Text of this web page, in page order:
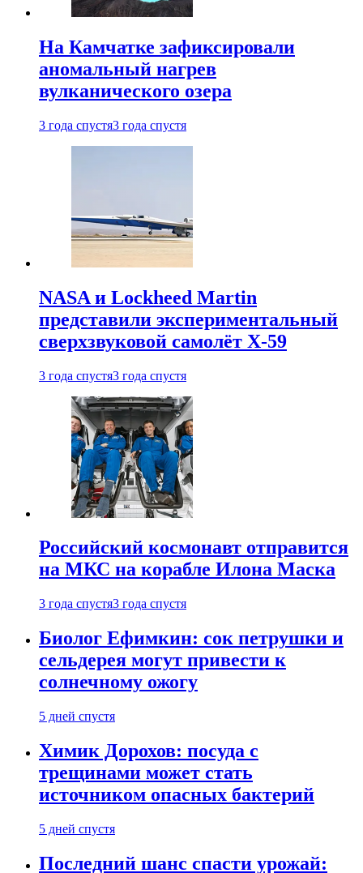
На Камчатке зафиксировали
аномальный нагрев
вулканического озера
3 года спустя3 года спустя
NASA и Lockheed Martin
представили экспериментальный
сверхзвуковой самолёт X-59
3 года спустя3 года спустя
Российский космонавт отправится
на МКС на корабле Илона Маска
3 года спустя3 года спустя
Биолог Ефимкин: сок петрушки и
сельдерея могут привести к
солнечному ожогу
5 дней спустя
Химик Дорохов: посуда с
трещинами может стать
источником опасных бактерий
5 дней спустя
Последний шанс спасти урожай: